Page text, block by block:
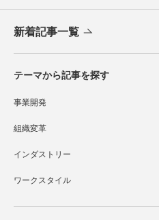
新着記事一覧
テーマから記事を探す
事業開発
組織変革
インダストリー
ワークスタイル